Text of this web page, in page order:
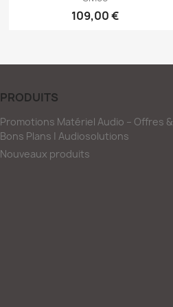
109,00 €
PRODUITS
Promotions Matériel Audio – Offres &
Bons Plans | Audiosolutions
Nouveaux produits